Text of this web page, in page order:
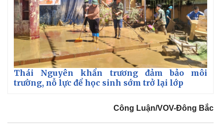
Bất động sản
Thị trường
Giá vàng
Thái Nguyên khẩn trương đảm bảo môi
trường, nỗ lực để học sinh sớm trở lại lớp
Công Luận/VOV-Đông Bắc